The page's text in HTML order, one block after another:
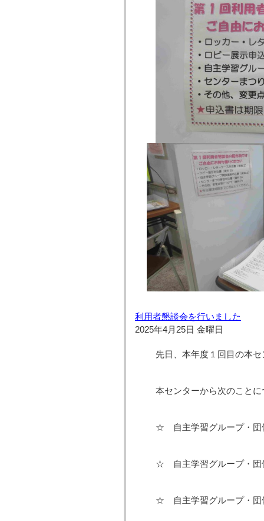
利用者懇談会を行いました
2025年4月25日 金曜日
先日、本年度１回目の本
本センターから次のこと
☆ 自主学習グループ・団
☆ 自主学習グループ・団
☆ 自主学習グループ・団